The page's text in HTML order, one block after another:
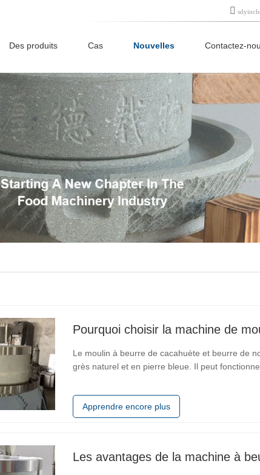
Des produits Cas Nouvelles Contactez-
Pourquoi choisir la machine de
Le moulin à beurre de cacahuète et beurre de
grès naturel et en pierre bleue. Il peut
vitesse de broyage peut…
Apprendre encore plus
Les avantages de la machine à